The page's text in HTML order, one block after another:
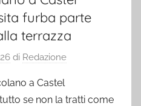
furba parte
terrazza
di Redazione
a Castel
se non la tratti come